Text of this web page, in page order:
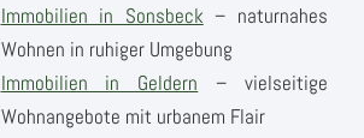
Immobilien in Sonsbeck – naturnahes
Wohnen in ruhiger Umgebung
Immobilien in Geldern – vielseitige
Wohnangebote mit urbanem Flair